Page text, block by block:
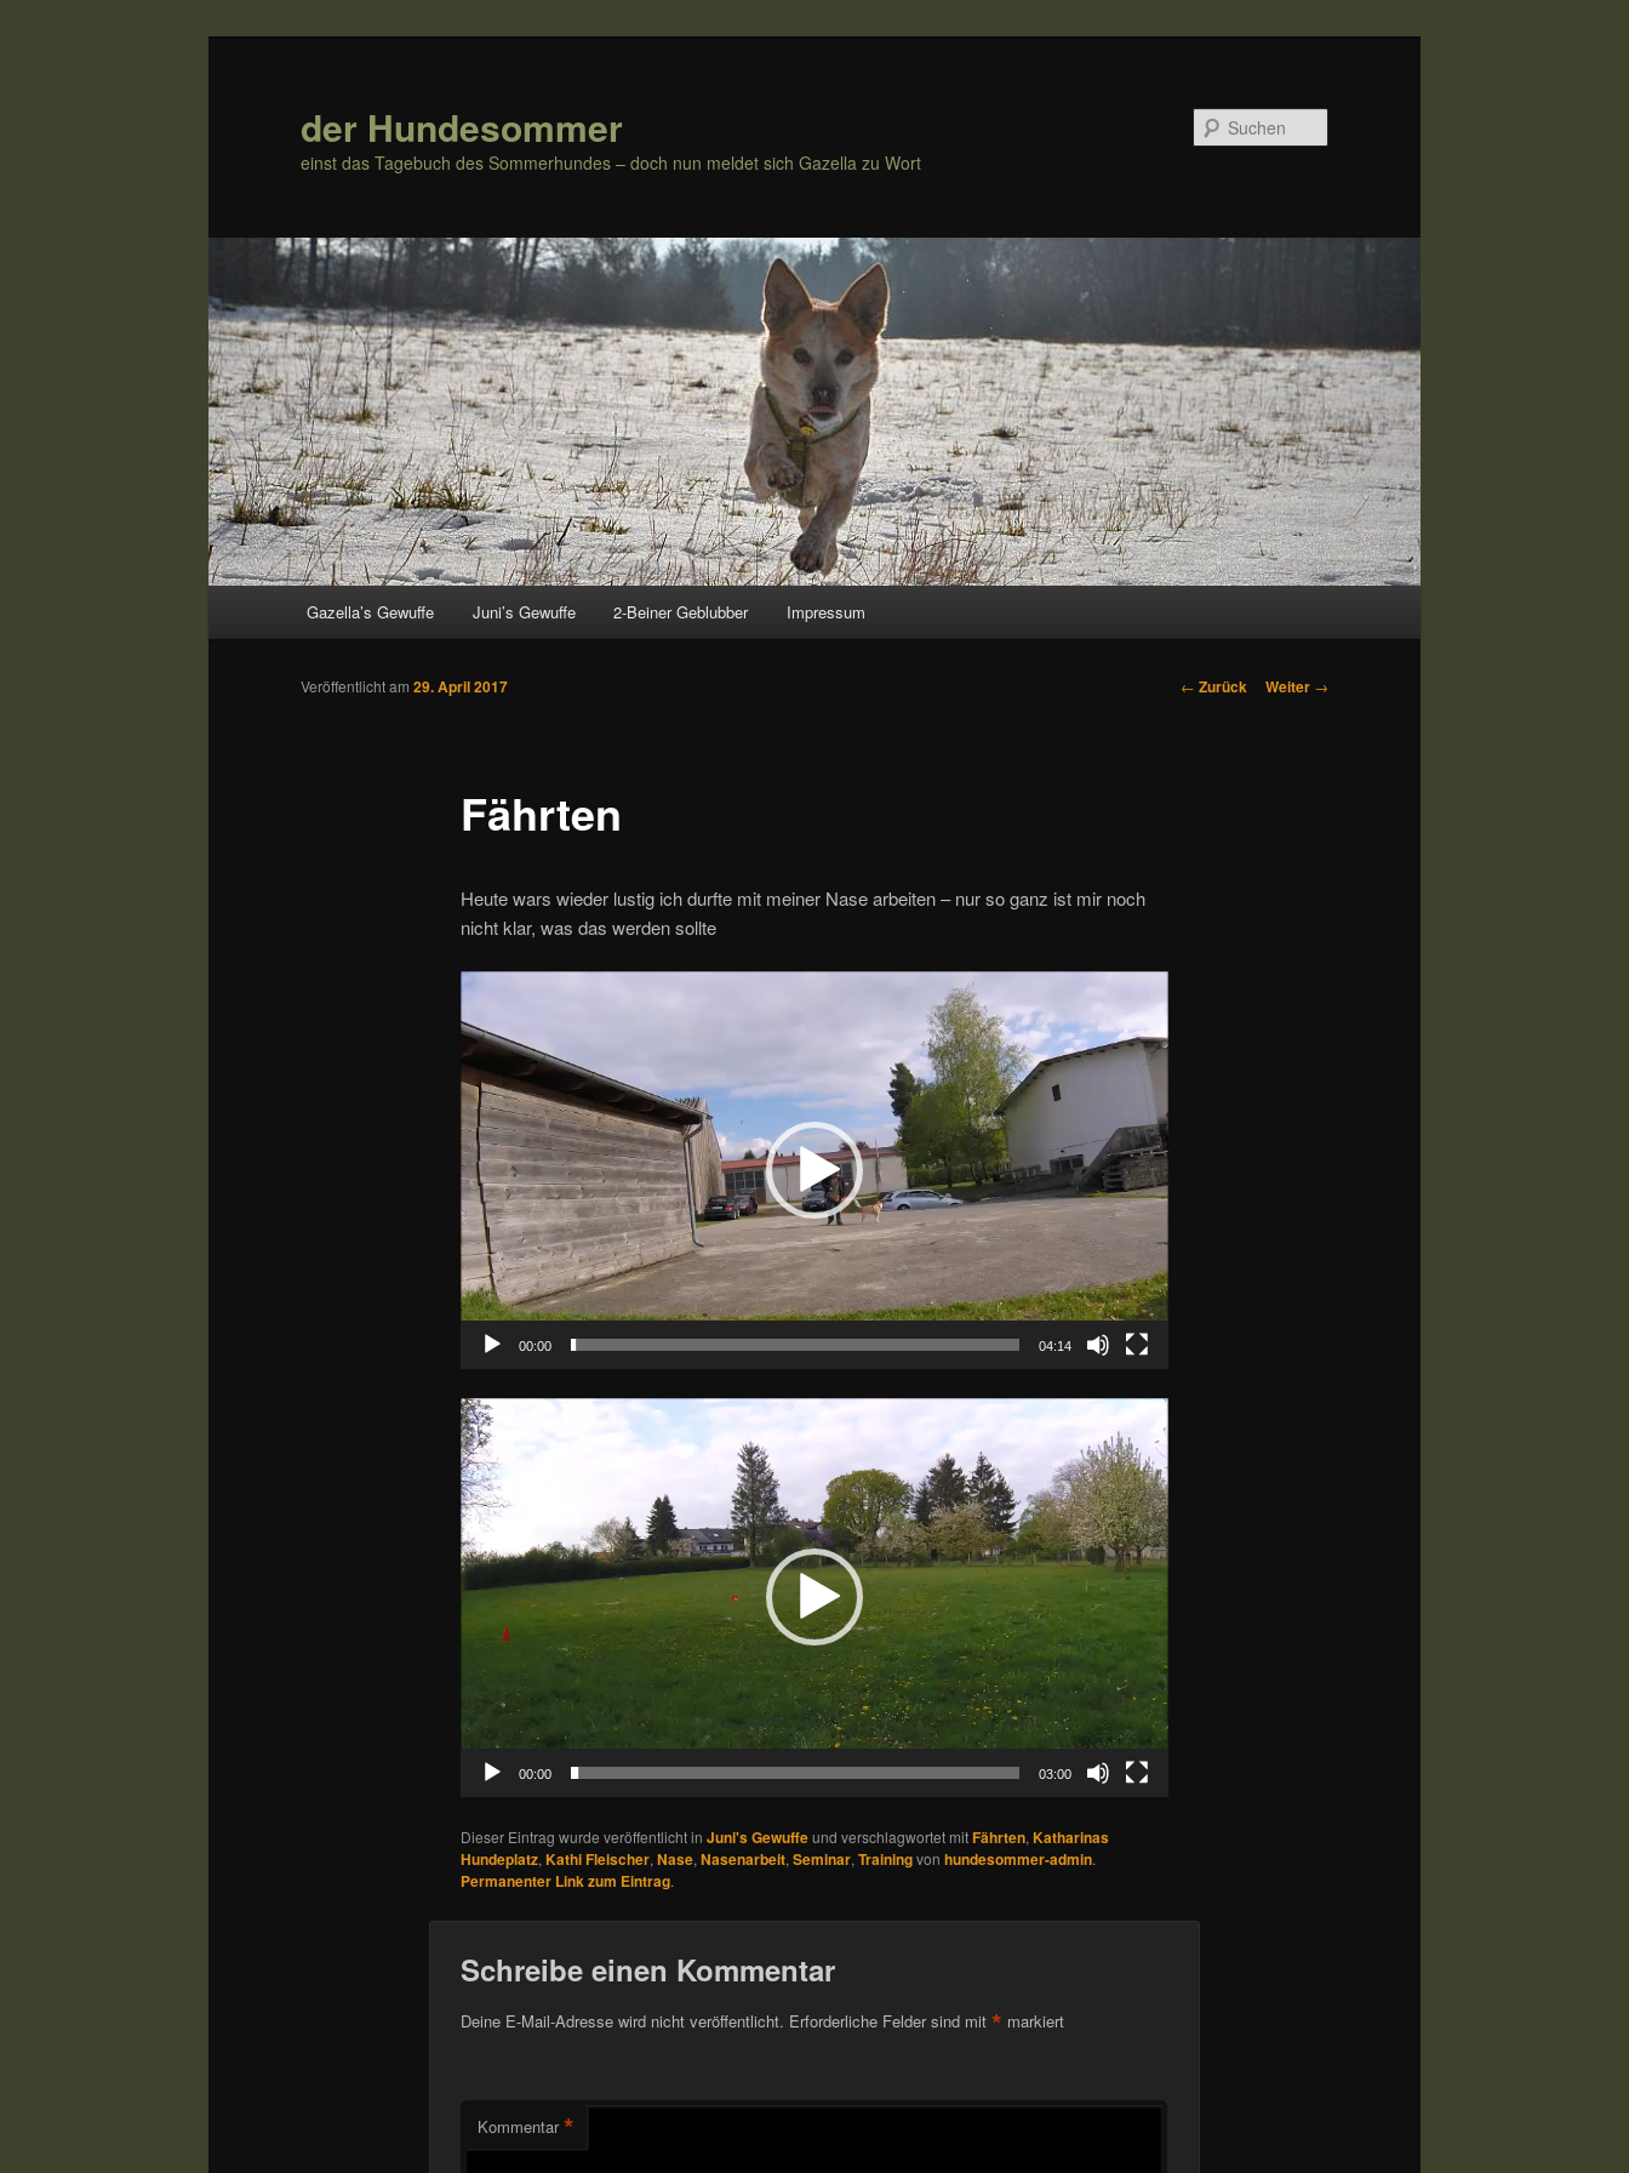
der Hundesommer
einst das Tagebuch des Sommerhundes – doch nun meldet sich Gazella zu Wort
Gazella’s Gewuffe Juni’s Gewuffe 2-Beiner Geblubber Impressum
Beitrags-
← Zurück Weiter →
Fährten
Veröffentlicht am 29. April 2017
Heute wars wieder lustig ich durfte mit meiner Nase arbeiten – nur so ganz ist mir noch
nicht klar, was das werden sollte
00:00 04:14
Video-
Player
00:00 03:00
Dieser Eintrag wurde veröffentlicht in Juni's Gewuffeund verschlagwortet mitFährten, Katharinas
Hundeplatz, Kathi Fleischer, Nase, Nasenarbeit, Seminar, Trainingvon hundesommer-admin.
Permanenter Link zum Eintrag.
Schreibe einen Kommentar
Deine E-Mail-Adresse wird nicht veröffentlicht. Erforderliche Felder sind mit * markiert
Kommentar *